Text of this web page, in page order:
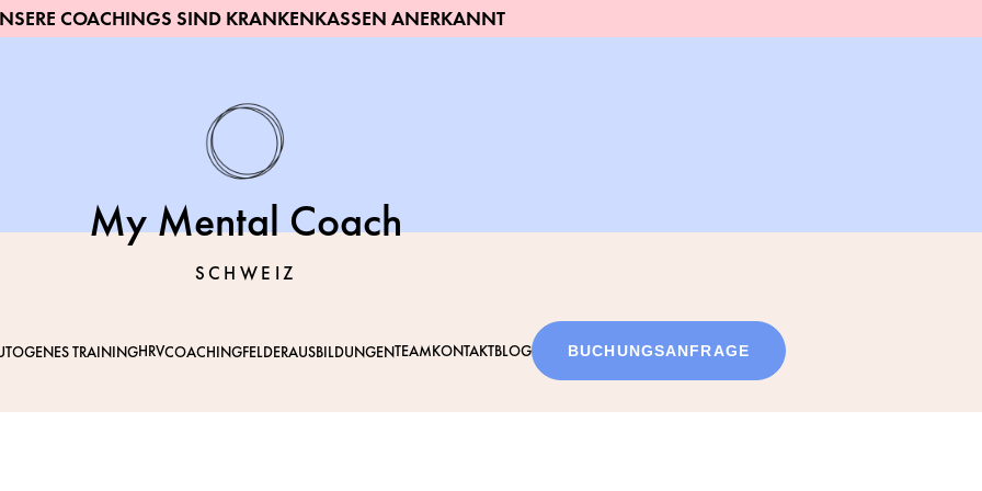
COACHINGS SIND KRANKENKASSEN ANERKANNT
My Mental Coach
SCHWEIZ
TRAININGHRVCOACHINGFELDERAUSBILDUNGENTEAMKONTAKTBLOG BUCHUNGSANFRAGE